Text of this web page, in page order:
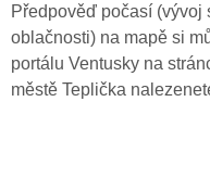
Předpověď počasí (vývoj
oblačnosti) na mapě si
portálu Ventusky na
městě Teplička